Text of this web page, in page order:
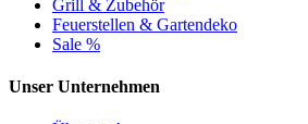
Grill & Zubehör
Feuerstellen & Gartendeko
Sale %
Unser Unternehmen